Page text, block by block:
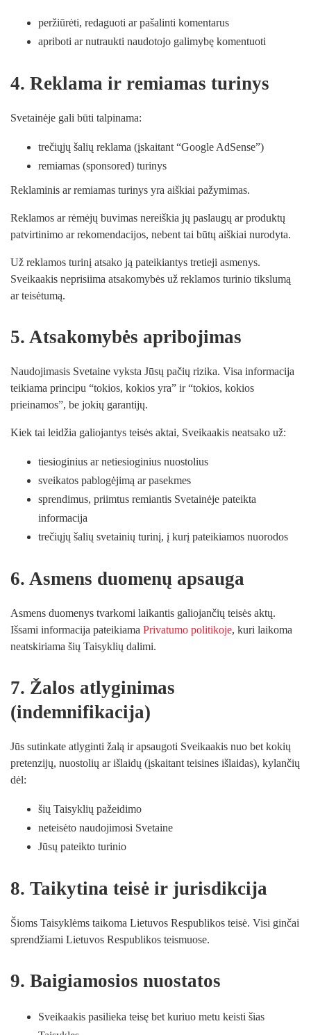
peržiūrėti, redaguoti ar pašalinti komentarus
apriboti ar nutraukti naudotojo galimybę komentuoti
4. Reklama ir remiamas turinys
Svetainėje gali būti talpinama:
trečiųjų šalių reklama (įskaitant “Google AdSense”)
remiamas (sponsored) turinys
Reklaminis ar remiamas turinys yra aiškiai pažymimas.
Reklamos ar rėmėjų buvimas nereiškia jų paslaugų ar produktų
patvirtinimo ar rekomendacijos, nebent tai būtų aiškiai nurodyta.
Už reklamos turinį atsako ją pateikiantys tretieji asmenys.
Sveikaakis neprisiima atsakomybės už reklamos turinio tikslumą
ar teisėtumą.
5. Atsakomybės apribojimas
Naudojimasis Svetaine vyksta Jūsų pačių rizika. Visa informacija
teikiama principu “tokios, kokios yra” ir “tokios, kokios
prieinamos”, be jokių garantijų.
Kiek tai leidžia galiojantys teisės aktai, Sveikaakis neatsako už:
tiesioginius ar netiesioginius nuostolius
sveikatos pablogėjimą ar pasekmes
sprendimus, priimtus remiantis Svetainėje pateikta
informacija
trečiųjų šalių svetainių turinį, į kurį pateikiamos nuorodos
6. Asmens duomenų apsauga
Asmens duomenys tvarkomi laikantis galiojančių teisės aktų.
Išsami informacija pateikiama Privatumo politikoje, kuri laikoma
neatskiriama šių Taisyklių dalimi.
7. Žalos atlyginimas
(indemnifikacija)
Jūs sutinkate atlyginti žalą ir apsaugoti Sveikaakis nuo bet kokių
pretenzijų, nuostolių ar išlaidų (įskaitant teisines išlaidas), kylančių
dėl:
šių Taisyklių pažeidimo
neteisėto naudojimosi Svetaine
Jūsų pateikto turinio
8. Taikytina teisė ir jurisdikcija
Šioms Taisyklėms taikoma Lietuvos Respublikos teisė. Visi ginčai
sprendžiami Lietuvos Respublikos teismuose.
9. Baigiamosios nuostatos
Sveikaakis pasilieka teisę bet kuriuo metu keisti šias